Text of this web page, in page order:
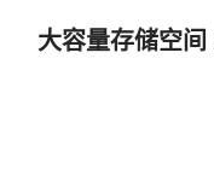
大容量存储空